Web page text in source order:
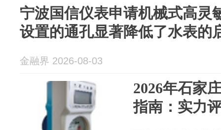
宁波国信仪表申请机械式高灵
设置的通孔显著降低了水表的
金融界 2026-08-03
2026年石家
指南：实力